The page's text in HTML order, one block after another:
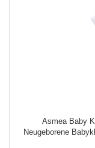
Asmea Baby
Neugeborene